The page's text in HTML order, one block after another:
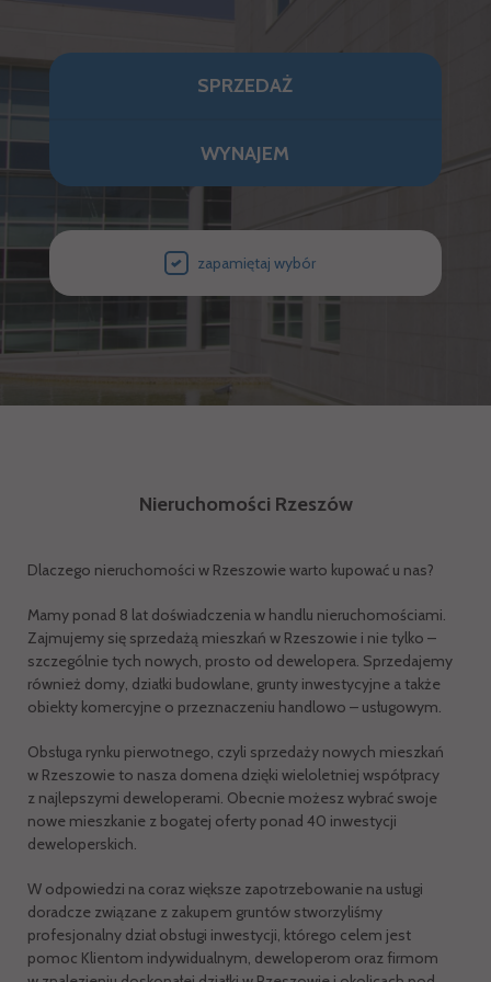
SPRZEDAŻ
WYNAJEM
zapamiętaj wybór
Nieruchomości Rzeszów
Dlaczego nieruchomości w Rzeszowie warto kupować u nas?
Mamy ponad 8 lat doświadczenia w handlu nieruchomościami.
Zajmujemy się sprzedażą mieszkań w Rzeszowie i nie tylko –
szczególnie tych nowych, prosto od dewelopera. Sprzedajemy
również domy, działki budowlane, grunty inwestycyjne a także
obiekty komercyjne o przeznaczeniu handlowo – usługowym.
Obsługa rynku pierwotnego, czyli sprzedaży nowych mieszkań
w Rzeszowie to nasza domena dzięki wieloletniej współpracy
z najlepszymi deweloperami. Obecnie możesz wybrać swoje
nowe mieszkanie z bogatej oferty ponad 40 inwestycji
deweloperskich.
W odpowiedzi na coraz większe zapotrzebowanie na usługi
doradcze związane z zakupem gruntów stworzyliśmy
profesjonalny dział obsługi inwestycji, którego celem jest
pomoc Klientom indywidualnym, deweloperom oraz firmom